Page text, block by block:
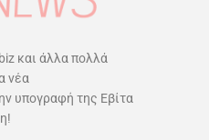
και άλλα πολλά
νέα
υπογραφή της Εβίτα